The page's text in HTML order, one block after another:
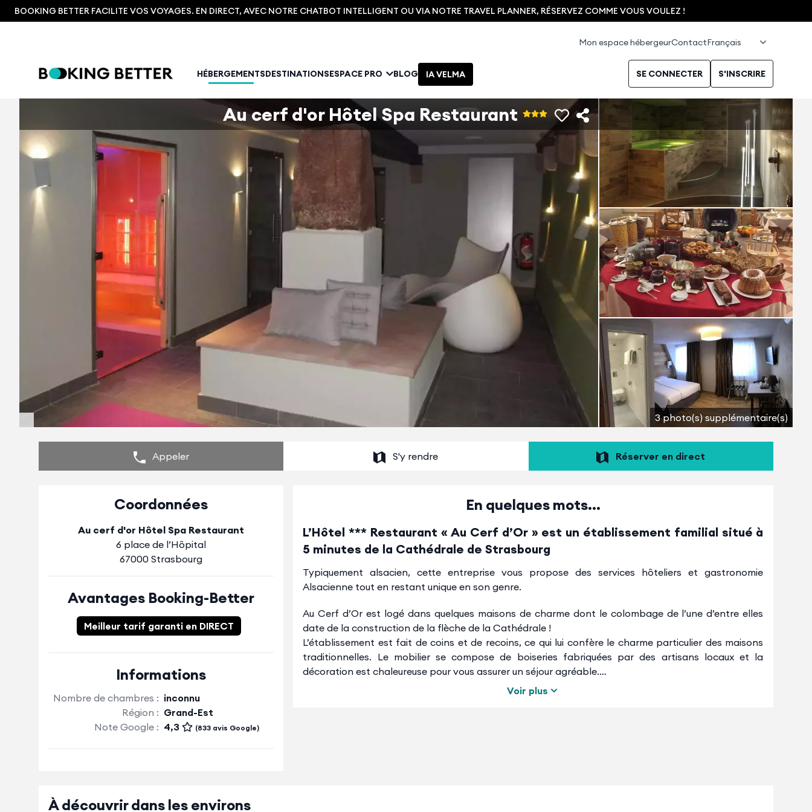
BOOKING BETTER FACILITE VOS VOYAGES. EN DIRECT, AVEC NOTRE CHATBOT INTELLIGENT OU VIA NOTRE TRAVEL PLANNER, RÉSERVEZ COMME VOUS VOULEZ !
Mon espace hébergeurContact
HÉBERGEMENTSDESTINATIONSESPACE PRO BLOG IA VELMA SE CONNECTER S'INSCRIRE
3 photo(s) supplémentaire(s)
Au cerf d'or Hôtel Spa Restaurant
Appeler S'y rendre Réserver en direct
Coordonnées
Au cerf d'or Hôtel Spa Restaurant
6 place de l’Hôpital
67000 Strasbourg
Avantages Booking-Better
Meilleur tarif garanti en DIRECT
Informations
Nombre de chambres : inconnu
Région : Grand-Est
Note Google : 4,3 (833 avis Google)
En quelques mots...
L’Hôtel *** Restaurant « Au Cerf d’Or » est un établissement familial situé à
5 minutes de la Cathédrale de Strasbourg
Typiquement alsacien, cette entreprise vous propose des services hôteliers et gastronomie
Alsacienne tout en restant unique en son genre.
Au Cerf d’Or est logé dans quelques maisons de charme dont le colombage de l’une d’entre elles
date de la construction de la flèche de la Cathédrale !
L’établissement est fait de coins et de recoins, ce qui lui confère le charme particulier des maisons
traditionnelles. Le mobilier se compose de boiseries fabriquées par des artisans locaux et la
décoration est chaleureuse pour vous assurer un séjour agréable.
Vous pourrez également vous prélasser dans notre joli Spa équipé d’un jacuzzi, un sauna, un
Voir plus
À découvrir dans les environs